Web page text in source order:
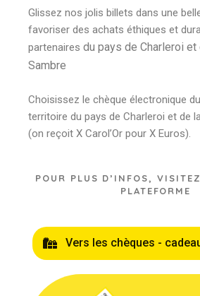
Glissez nos jolis billets dans une
favoriser des achats éthiques et
partenaires du pays de Charleroi et
Sambre
Choisissez le chèque électronique
territoire du pays de Charleroi et de
(on reçoit X Carol’Or pour X Euros).
POUR PLUS D’INFOS,
PLATEFORME
Vers les chèques -